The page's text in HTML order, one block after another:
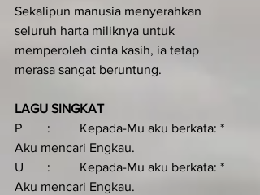
Sekalipun manusia menyerahkan
seluruh harta miliknya untuk
memperoleh cinta kasih, ia tetap
merasa sangat beruntung.
LAGU SINGKAT
P	:	Kepada-Mu aku berkata: *
Aku mencari Engkau.
U	:	Kepada-Mu aku berkata: *
Aku mencari Engkau.